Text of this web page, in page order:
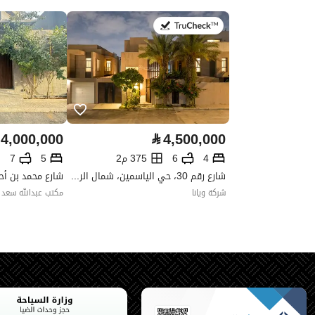
واجهة العقار
شمالية
حدود واطوال العقار -
الضمانات والمدة
-
قنوات الاعلان
منصة مرخصة ،الإذاعة ،منصات
حدود العقار/الملكية
الشمالي
الجنوبي
في:14 يوليو 2026
⃁4,500,000
4
6
375 م2
شارع رقم 30، حي الياسمين، شمال الرياض، الرياض
شركة ويانا
4,000,000
5
7
مكتب عبدالله سعد